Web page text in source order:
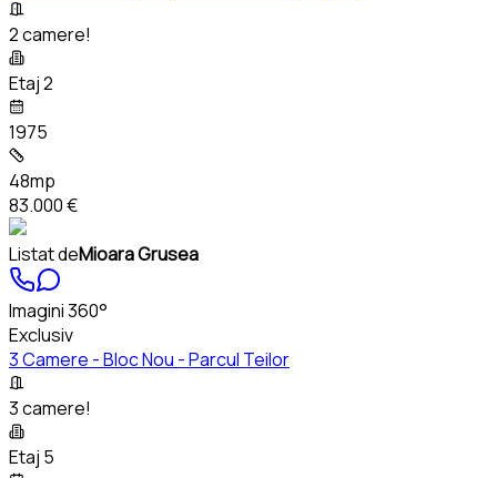
2 camere!
Etaj 2
1975
48mp
83.000 €
Listat deMioara Grusea
Imagini 360°
Exclusiv
3 Camere - Bloc Nou - Parcul Teilor
3 camere!
Etaj 5